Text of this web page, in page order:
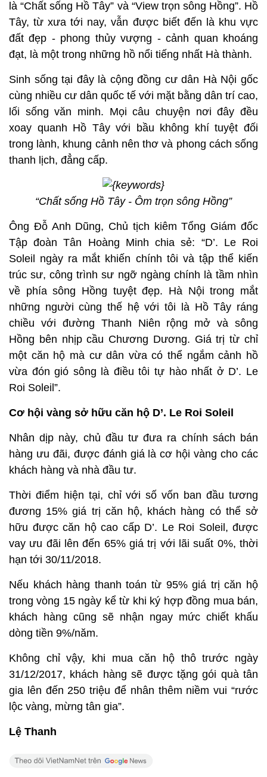
là “Chất sống Hồ Tây” và “View trọn sông Hồng”. Hồ
Tây, từ xưa tới nay, vẫn được biết đến là khu vực
đất đẹp - phong thủy vượng - cảnh quan khoáng
đạt, là một trong những hồ nổi tiếng nhất Hà thành.
Sinh sống tại đây là cộng đồng cư dân Hà Nội gốc
cùng nhiều cư dân quốc tế với mặt bằng dân trí cao,
lối sống văn minh. Mọi câu chuyện nơi đây đều
xoay quanh Hồ Tây với bầu không khí tuyệt đối
trong lành, khung cảnh nên thơ và phong cách sống
thanh lịch, đẳng cấp.
“Chất sống Hồ Tây - Ôm trọn sông Hồng”
Ông Đỗ Anh Dũng, Chủ tịch kiêm Tổng Giám đốc
Tập đoàn Tân Hoàng Minh chia sẻ: “D’. Le Roi
Soleil ngày ra mắt khiến chính tôi và tập thể kiến
trúc sư, công trình sư ngỡ ngàng chính là tầm nhìn
về phía sông Hồng tuyệt đẹp. Hà Nội trong mắt
những người cùng thế hệ với tôi là Hồ Tây ráng
chiều với đường Thanh Niên rộng mở và sông
Hồng bên nhịp cầu Chương Dương. Giá trị từ chỉ
một căn hộ mà cư dân vừa có thể ngắm cảnh hồ
vừa đón gió sông là điều tôi tự hào nhất ở D’. Le
Roi Soleil”.
Cơ hội vàng sở hữu căn hộ D’. Le Roi Soleil
Nhân dịp này, chủ đầu tư đưa ra chính sách bán
hàng ưu đãi, được đánh giá là cơ hội vàng cho các
khách hàng và nhà đầu tư.
Thời điểm hiện tại, chỉ với số vốn ban đầu tương
đương 15% giá trị căn hộ, khách hàng có thể sở
hữu được căn hộ cao cấp D’. Le Roi Soleil, được
vay ưu đãi lên đến 65% giá trị với lãi suất 0%, thời
hạn tới 30/11/2018.
Nếu khách hàng thanh toán từ 95% giá trị căn hộ
trong vòng 15 ngày kể từ khi ký hợp đồng mua bán,
khách hàng cũng sẽ nhận ngay mức chiết khấu
dòng tiền 9%/năm.
Không chỉ vậy, khi mua căn hộ thô trước ngày
31/12/2017, khách hàng sẽ được tặng gói quà tân
gia lên đến 250 triệu để nhân thêm niềm vui “rước
lộc vàng, mừng tân gia”.
Lệ Thanh